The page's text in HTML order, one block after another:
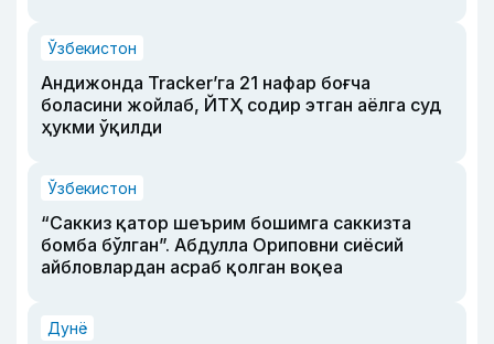
Ўзбекистон
Андижонда Tracker’га 21 нафар боғча
боласини жойлаб, ЙТҲ содир этган аёлга суд
ҳукми ўқилди
Ўзбекистон
“Саккиз қатор шеърим бошимга саккизта
бомба бўлган”. Абдулла Ориповни сиёсий
айбловлардан асраб қолган воқеа
Дунё